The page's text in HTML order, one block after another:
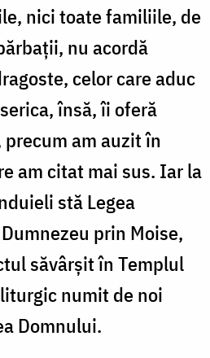
nici toate familiile, de
nu acordă
celor care aduc
însă, îi oferă
am auzit în
am citat mai sus. Iar la
stă Legea
prin Moise,
săvârşit în Templul
numit de noi
Domnului.